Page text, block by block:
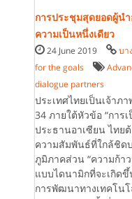
การประชุมสุดยอดผู้นำ
ความเป็นหนึ่งเดียว
24 June 2019 บา
for the goals
dialogue partners
ประเทศไทยเป็นเจ้าภ
34 ภายใต้หัวข้อ “การ
ประธานอาเซียน ไทย
ความสัมพันธ์ที่ใกล้ชิด
ภูมิภาคส่วน “ความก้า
แบบไดนามิกที่จะเกิด
การพัฒนาทางเทคโนโ